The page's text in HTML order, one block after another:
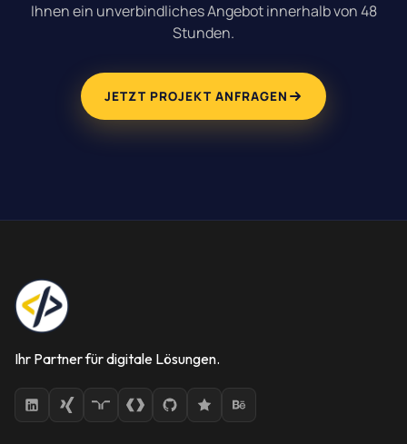
Ihnen ein unverbindliches Angebot innerhalb von 48
Stunden.
JETZT PROJEKT ANFRAGEN
Ihr Partner für digitale Lösungen.